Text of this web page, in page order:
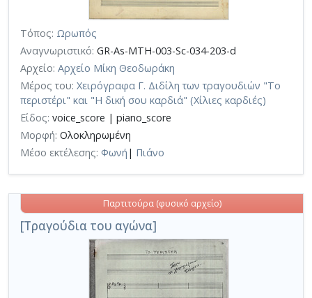
Τόπος: Ωρωπός
Αναγνωριστικό: GR-As-MTH-003-Sc-034-203-d
Αρχείο: Αρχείο Μίκη Θεοδωράκη
Μέρος του: Χειρόγραφα Γ. Διδίλη των τραγουδιών "Το
περιστέρι" και "Η δική σου καρδιά" (Χίλιες καρδιές)
Είδος: voice_score | piano_score
Μορφή: Ολοκληρωμένη
Μέσο εκτέλεσης: Φωνή | Πιάνο
[Τραγούδια του αγώνα]
Παρτιτούρα (φυσικό αρχείο)